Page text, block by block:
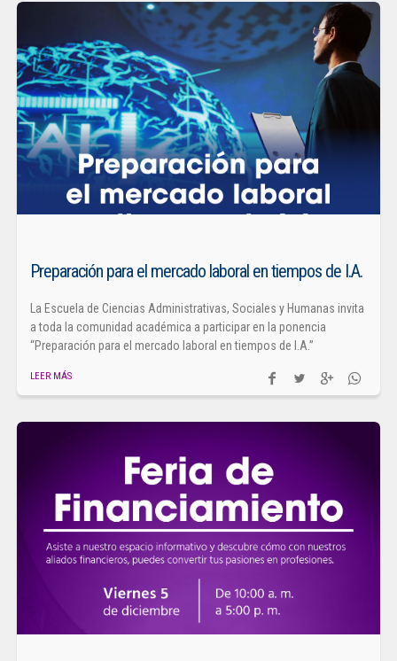
Preparación para el mercado laboral en tiempos de I.A.
La Escuela de Ciencias Administrativas, Sociales y Humanas invita
a toda la comunidad académica a participar en la ponencia
“Preparación para el mercado laboral en tiempos de I.A.”
LEER MÁS